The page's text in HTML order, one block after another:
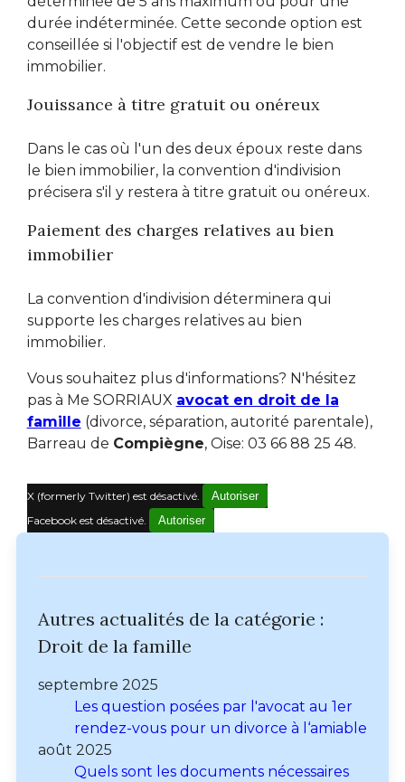
durée indéterminée. Cette seconde option est
conseillée si l'objectif est de vendre le bien
immobilier.
Jouissance à titre gratuit ou onéreux
Dans le cas où l'un des deux époux reste dans
le bien immobilier, la convention d'indivision
précisera s'il y restera à titre gratuit ou onéreux.
Paiement des charges relatives au bien
immobilier
La convention d'indivision déterminera qui
supporte les charges relatives au bien
immobilier.
Vous souhaitez plus d'informations? N'hésitez
pas à Me SORRIAUX avocat en droit de la
famille (divorce, séparation, autorité parentale),
Barreau de Compiègne, Oise: 03 66 88 25 48.
X (formerly Twitter) est désactivé.
Autoriser
Facebook est désactivé.
Autoriser
Autres actualités de la catégorie :
Droit de la famille
septembre 2025
Les question posées par l'avocat au 1er
rendez-vous pour un divorce à l‘amiable
août 2025
Quels sont les documents nécessaires